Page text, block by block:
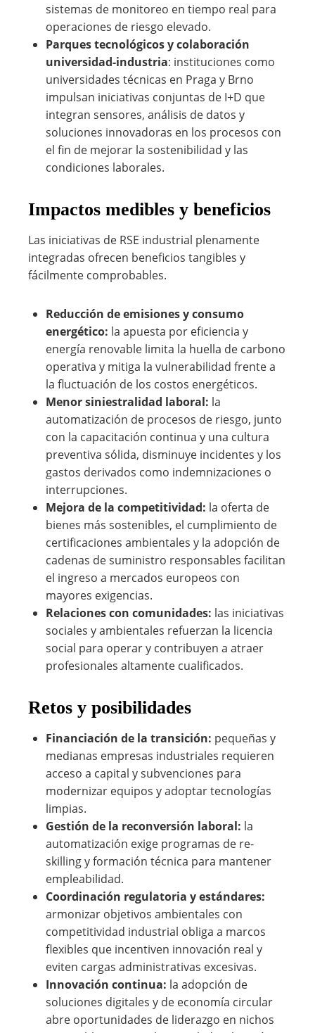
sistemas de monitoreo en tiempo real para
operaciones de riesgo elevado.
Parques tecnológicos y colaboración
universidad-industria: instituciones como
universidades técnicas en Praga y Brno
impulsan iniciativas conjuntas de I+D que
integran sensores, análisis de datos y
soluciones innovadoras en los procesos con
el fin de mejorar la sostenibilidad y las
condiciones laborales.
Impactos medibles y beneficios
Las iniciativas de RSE industrial plenamente
integradas ofrecen beneficios tangibles y
fácilmente comprobables.
Reducción de emisiones y consumo
energético: la apuesta por eficiencia y
energía renovable limita la huella de carbono
operativa y mitiga la vulnerabilidad frente a
la fluctuación de los costos energéticos.
Menor siniestralidad laboral: la
automatización de procesos de riesgo, junto
con la capacitación continua y una cultura
preventiva sólida, disminuye incidentes y los
gastos derivados como indemnizaciones o
interrupciones.
Mejora de la competitividad: la oferta de
bienes más sostenibles, el cumplimiento de
certificaciones ambientales y la adopción de
cadenas de suministro responsables facilitan
el ingreso a mercados europeos con
mayores exigencias.
Relaciones con comunidades: las iniciativas
sociales y ambientales refuerzan la licencia
social para operar y contribuyen a atraer
profesionales altamente cualificados.
Retos y posibilidades
Financiación de la transición: pequeñas y
medianas empresas industriales requieren
acceso a capital y subvenciones para
modernizar equipos y adoptar tecnologías
limpias.
Gestión de la reconversión laboral: la
automatización exige programas de re-
skilling y formación técnica para mantener
empleabilidad.
Coordinación regulatoria y estándares:
armonizar objetivos ambientales con
competitividad industrial obliga a marcos
flexibles que incentiven innovación real y
eviten cargas administrativas excesivas.
Innovación continua: la adopción de
soluciones digitales y de economía circular
abre oportunidades de liderazgo en nichos